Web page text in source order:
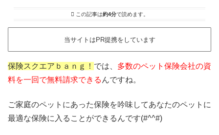
この記事は約4分で読めます。
当サイトはPR提携をしています
保険スクエアｂａｎｇ！ では、 多数のペット保険会社の資
料を一回で無料請求できる んですね。
ご家庭のペットにあった保険を吟味してあなたのペットに
最適な保険に入ることができるんです(#^^#)